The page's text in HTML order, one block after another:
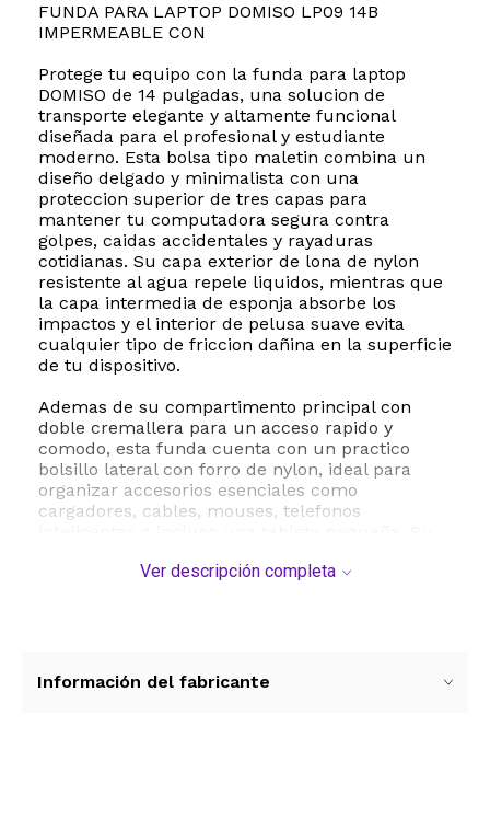
FUNDA PARA LAPTOP DOMISO LP09 14B
IMPERMEABLE CON
Protege tu equipo con la funda para laptop
DOMISO de 14 pulgadas, una solucion de
transporte elegante y altamente funcional
diseñada para el profesional y estudiante
moderno. Esta bolsa tipo maletin combina un
diseño delgado y minimalista con una
proteccion superior de tres capas para
mantener tu computadora segura contra
golpes, caidas accidentales y rayaduras
cotidianas. Su capa exterior de lona de nylon
resistente al agua repele liquidos, mientras que
la capa intermedia de esponja absorbe los
impactos y el interior de pelusa suave evita
cualquier tipo de friccion dañina en la superficie
de tu dispositivo.
Ademas de su compartimento principal con
doble cremallera para un acceso rapido y
comodo, esta funda cuenta con un practico
bolsillo lateral con forro de nylon, ideal para
organizar accesorios esenciales como
cargadores, cables, mouses, telefonos
perfectamente a tu mano para un transporte
Ver descripción completa
Información del fabricante